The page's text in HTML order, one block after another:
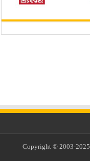
Copyright © 2003-2025